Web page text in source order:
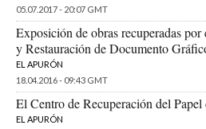
05.07.2017 - 20:07 GMT
Exposición de obras recuperadas
y Restauración de Documento
EL APURÓN
18.04.2016 - 09:43 GMT
El Centro de Recuperación del
EL APURÓN